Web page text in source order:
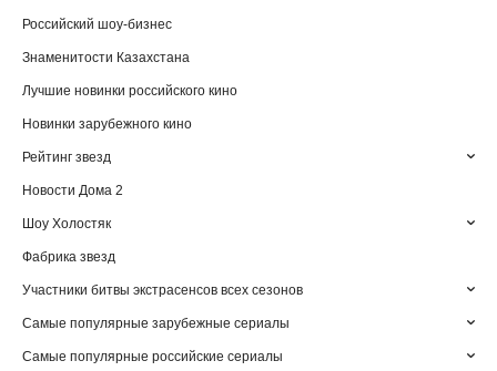
Российский шоу-бизнес
Знаменитости Казахстана
Лучшие новинки российского кино
Новинки зарубежного кино
Рейтинг звезд
Новости Дома 2
Шоу Холостяк
Фабрика звезд
Участники битвы экстрасенсов всех сезонов
Самые популярные зарубежные сериалы
Самые популярные российские сериалы